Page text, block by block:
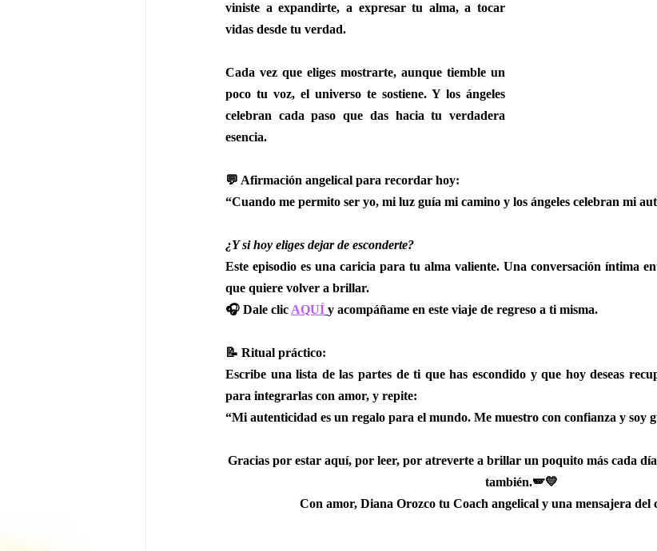
viniste a expandirte, a expresar tu alma, a tocar
vidas desde tu verdad.
Cada vez que eliges mostrarte, aunque tiemble un
poco tu voz, el universo te sostiene. Y los ángeles
celebran cada paso que das hacia tu verdadera
esencia.
💬 Afirmación angelical para recordar hoy:
“Cuando me permito ser yo, mi luz guía mi camino y los ángeles celebran mi
¿Y si hoy eliges dejar de esconderte?
Este episodio es una caricia para tu alma valiente. Una conversación íntima
que quiere volver a brillar.
🎧 Dale clic AQUÍ y acompáñame en este viaje de regreso a ti misma.
📝 Ritual práctico:
Escribe una lista de las partes de ti que has escondido y que hoy deseas
para integrarlas con amor, y repite:
“Mi autenticidad es un regalo para el mundo. Me muestro con confianza y soy
Gracias por estar aquí, por leer, por atreverte a brillar un poquito más cada
también.🪽💛
Con amor, Diana Orozco tu Coach angelical y una mensajera del